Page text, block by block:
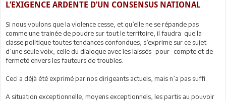
L’EXIGENCE ARDENTE D’UN CONSENSUS NATIONAL
Si nous voulons que la violence cesse, et qu’elle ne se répande pas
comme une trainée de poudre sur tout le territoire, il faudra que la
classe politique toutes tendances confondues, s’exprime sur ce sujet
d’une seule voix, celle du dialogue avec les laissés- pour- compte et de
fermeté envers les fauteurs de troubles.
Ceci a déjà été exprimé par nos dirigeants actuels, mais n’a pas suffi.
A situation exceptionnelle, moyens exceptionnels, les partis au pouvoir